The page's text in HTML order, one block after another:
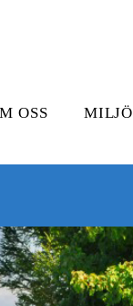
OSS MILJÖ